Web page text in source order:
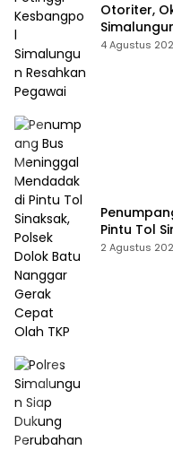
Otoriter,
4 Agustus
Pintu Tol
Nanggar
2 Agustus